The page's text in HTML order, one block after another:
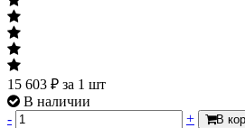
15 603 ₽ за 1 шт
В наличии
-
+ В